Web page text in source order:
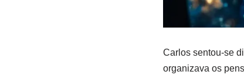
Carlos sentou-se
organizava os